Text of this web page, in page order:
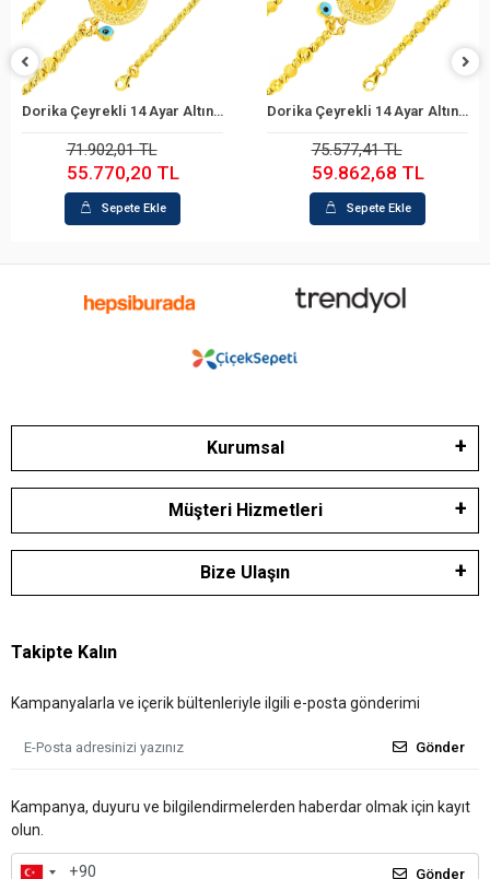
Sepete Ekle
Dorika Çeyrekli 14 Ayar Altın Bileklik
71.902,01 TL
55.770,20 TL
Sepete Ekle
Sepete Ekle
Dorika Çeyrekli 14 Ayar Altın Bileklik
75.577,41 TL
59.862,68 TL
Sepete Ekle
Kurumsal
Müşteri Hizmetleri
Bize Ulaşın
Takipte Kalın
Kampanyalarla ve içerik bültenleriyle ilgili e-posta gönderimi
Gönder
Kampanya, duyuru ve bilgilendirmelerden haberdar olmak için kayıt
olun.
Gönder